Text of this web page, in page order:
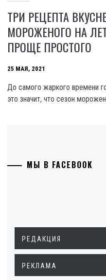
ТРИ РЕЦЕПТА
МОРОЖЕНОГО НА
ПРОЩЕ ПРОСТОГО
25 МАЯ, 2021
До самого жаркого времени
это значит, что сезон
МЫ В FACEBOOK
РЕДАКЦИЯ
РЕКЛАМА